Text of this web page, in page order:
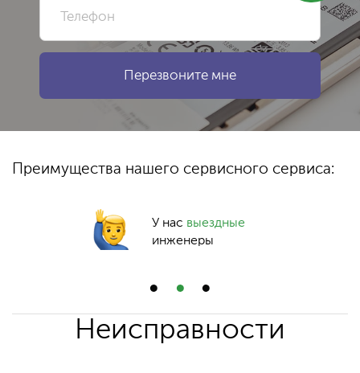
Преимущества нашего сервисного сервиса:
У нас выездные
инженеры
Неисправности